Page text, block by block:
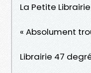
La Petite Librairie
« Absolument
Librairie 47